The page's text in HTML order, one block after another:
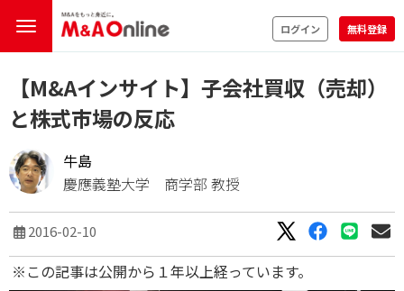
ログイン 無料登録
【M&Aインサイト】子会社買収（売却）
と株式市場の反応
牛島
慶應義塾大学 商学部 教授
2016-02-10
※この記事は公開から１年以上経っています。